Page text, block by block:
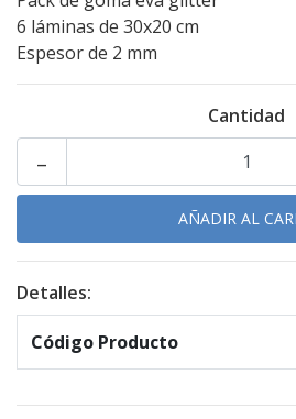
6 láminas de 30x20 cm
Espesor de 2 mm
Cantidad
-
Detalles:
Código Producto